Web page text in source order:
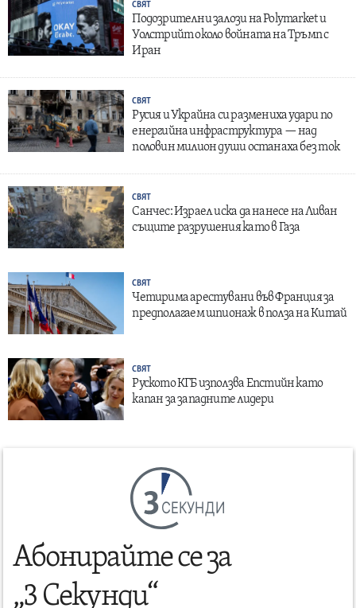
СВЯТ
Подозрителни залози на Polymarket и
Уолстрийт около войната на Тръмп с
Иран
СВЯТ
Русия и Украйна си размениха удари по
енергийна инфраструктура — над
половин милион души останаха без ток
СВЯТ
Санчес: Израел иска да нанесе на Ливан
същите разрушения като в Газа
СВЯТ
Четирима арестувани във Франция за
предполагаем шпионаж в полза на Китай
СВЯТ
Руското КГБ използва Епстийн като
капан за западните лидери
СЕКУНДИ
Абонирайте се за
„3 Секунди“